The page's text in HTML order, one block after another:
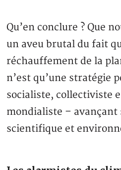
Qu’en conclure ? Que
un aveu brutal du fait
réchauffement de la
n’est qu’une stratégie
socialiste, collectiviste
mondialiste – avançant
scientifique et